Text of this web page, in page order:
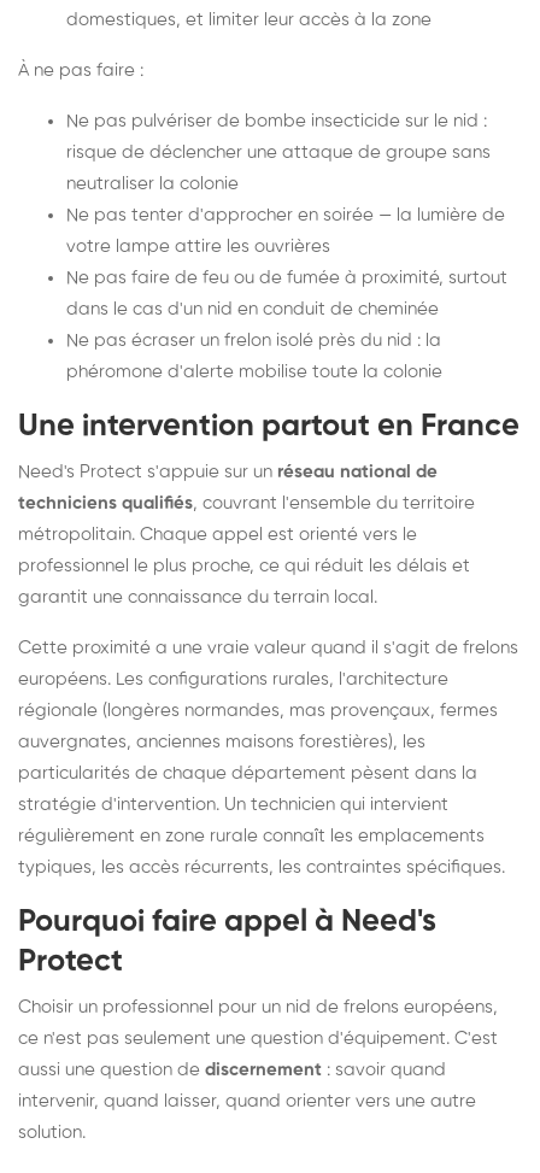
domestiques, et limiter leur accès à la zone
À ne pas faire :
Ne pas pulvériser de bombe insecticide sur le nid :
risque de déclencher une attaque de groupe sans
neutraliser la colonie
Ne pas tenter d'approcher en soirée — la lumière de
votre lampe attire les ouvrières
Ne pas faire de feu ou de fumée à proximité, surtout
dans le cas d'un nid en conduit de cheminée
Ne pas écraser un frelon isolé près du nid : la
phéromone d'alerte mobilise toute la colonie
Une intervention partout en France
Need's Protect s'appuie sur un réseau national de
techniciens qualifiés, couvrant l'ensemble du territoire
métropolitain. Chaque appel est orienté vers le
professionnel le plus proche, ce qui réduit les délais et
garantit une connaissance du terrain local.
Cette proximité a une vraie valeur quand il s'agit de frelons
européens. Les configurations rurales, l'architecture
régionale (longères normandes, mas provençaux, fermes
auvergnates, anciennes maisons forestières), les
particularités de chaque département pèsent dans la
stratégie d'intervention. Un technicien qui intervient
régulièrement en zone rurale connaît les emplacements
typiques, les accès récurrents, les contraintes spécifiques.
Pourquoi faire appel à Need's
Protect
Choisir un professionnel pour un nid de frelons européens,
ce n'est pas seulement une question d'équipement. C'est
aussi une question de discernement : savoir quand
intervenir, quand laisser, quand orienter vers une autre
solution.